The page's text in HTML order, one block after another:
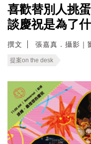
喜歡替別人挑
談慶祝是為了
撰文 張嘉真．攝影｜
提案on the desk